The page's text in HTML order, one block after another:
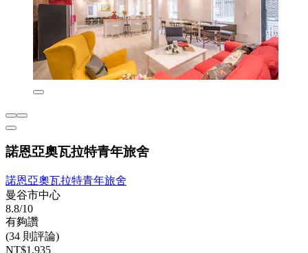
諾恩亞奧瓦拉特青年旅舍
諾恩亞奧瓦拉特青年旅舍
曼谷市中心
8.8/10
有夠讚
(34 則評論)
NT$1,935